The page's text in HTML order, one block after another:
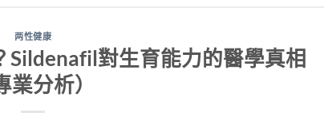
两性健康
Sildenafil對生育能力的醫學真相
業分析）